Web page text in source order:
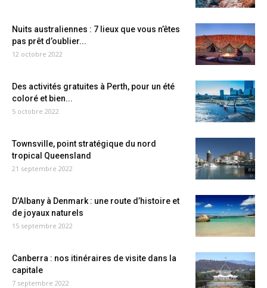
Nuits australiennes : 7 lieux que vous n’êtes
pas prêt d’oublier...
12 octobre 2022
Des activités gratuites à Perth, pour un été
coloré et bien...
5 octobre 2022
Townsville, point stratégique du nord
tropical Queensland
21 septembre 2022
D’Albany à Denmark : une route d’histoire et
de joyaux naturels
15 septembre 2022
Canberra : nos itinéraires de visite dans la
capitale
7 septembre 2022